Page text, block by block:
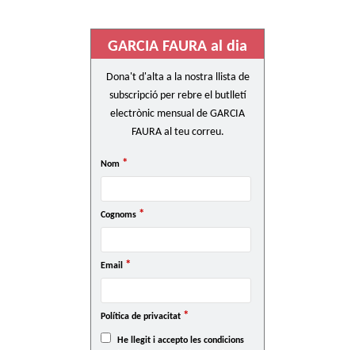
GARCIA FAURA al dia
Dona't d'alta a la nostra llista de
subscripció per rebre el butlletí
electrònic mensual de GARCIA
FAURA al teu correu.
Nom *
Cognoms *
Email *
Política de privacitat *
He llegit i accepto les condicions